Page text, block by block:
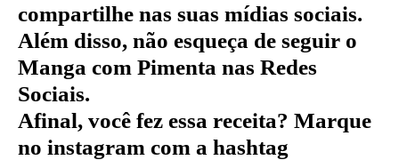
compartilhe nas suas mídias sociais.
Além disso, não esqueça de seguir o
Manga com Pimenta nas Redes
Sociais.
Afinal, você fez essa receita? Marque
no instagram com a hashtag